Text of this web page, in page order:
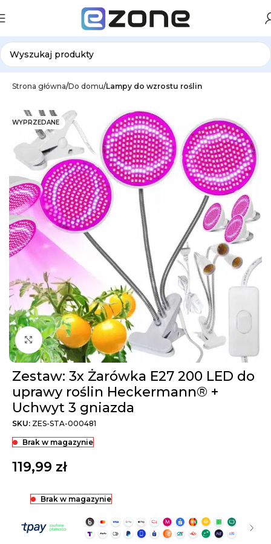
Strona główna Do domu Lampy do wzrostu roślin
WYPRZEDANE
Kliknij aby powiększyć
Zestaw: 3x Żarówka E27 200 LED do
uprawy roślin Heckermann® +
Uchwyt 3 gniazda
SKU: ZES-STA-000481
Brak w magazynie
119,99 zł
Brak w magazynie